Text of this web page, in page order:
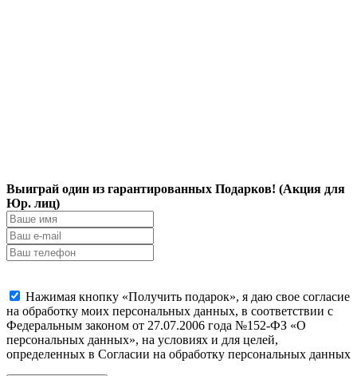
Выиграй один из гарантированных Подарков! (Акция для
Юр. лиц)
Нажимая кнопку «Получить подарок», я даю свое согласие
на обработку моих персональных данных, в соответствии с
Федеральным законом от 27.07.2006 года №152-ФЗ «О
персональных данных», на условиях и для целей,
определенных в Согласии на обработку персональных данных